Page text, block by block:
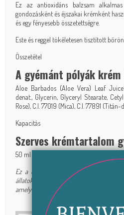
Ez az antioxidáns balzsam
gondozásként és éjszakai krémként
és egy fényesebb összetettségre.
Este és reggel tökéletesen tisztított
Összetétel
A gyémánt pólyák
Aloe Barbados (Aloe Vera) Leaf
denat., Glycerin, Glyceryl Stearate,
Rose), C.I. 77019 (Mica), C.I. 77891
Kapacitás
Szerves krémtartalom
50 ml
Ez a termék igazolt szerves és
állatokon. Nem tartalmaz ásványi
amely allergéneket tartalmaz.